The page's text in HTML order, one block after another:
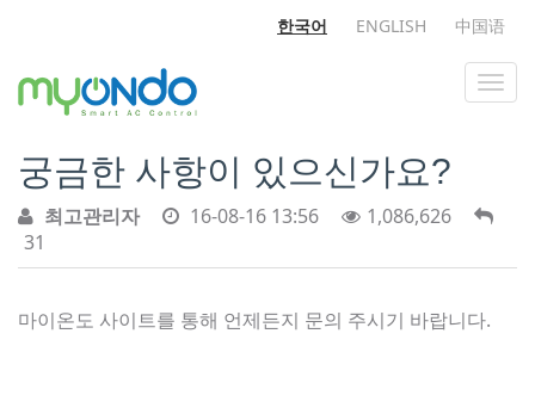
한국어 ENGLISH 中国语
궁금한 사항이 있으신가요?
최고관리자 16-08-16 13:56
1,086,626
31
마이온도 사이트를 통해 언제든지 문의 주시기 바랍니다.